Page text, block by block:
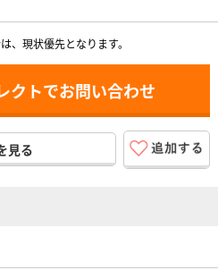
、現状優先となります。
クトでお問い合わせ
見る